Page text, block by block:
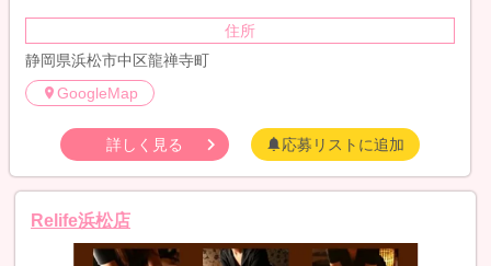
住所
静岡県浜松市中区龍禅寺町
GoogleMap
詳しく見る 応募リストに追加
Relife浜松店